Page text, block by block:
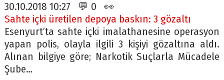
30.10.2018 10:27 💬 0 👀
Sahte içki üretilen depoya baskın: 3 gözaltı
Esenyurt’ta sahte içki imalathanesine operasyon
yapan polis, olayla ilgili 3 kişiyi gözaltına aldı.
Alınan bilgiye göre; Narkotik Suçlarla Mücadele
Şube…